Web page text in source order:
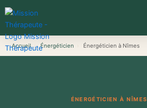
Aller
au
contenu
Accueil › Énergéticien Énergéticien à Nîmes
ÉNERGÉTICIEN À NÎMES